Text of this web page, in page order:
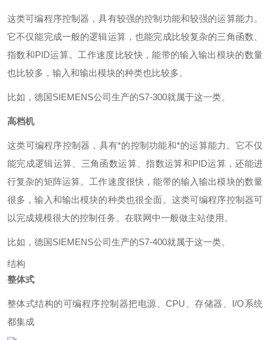
这类可编程序控制器，具有较强的控制功能和较强的运算能力。
它不仅能完成一般的逻辑运算，也能完成比较复杂的三角函数、
指数和PID运算。工作速度比较快，能带的输入输出模块的数量
也比较多，输入和输出模块的种类也比较多。
比如，德国SIEMENS公司生产的S7-300就属于这一类。
高档机
这类可编程序控制器，具有*的控制功能和*的运算能力。它不仅
能完成逻辑运算、三角函数运算、指数运算和PID运算，还能进
行复杂的矩阵运算。工作速度很快，能带的输入输出模块的数量
很多，输入和输出模块的种类也很全面。这类可编程序控制器可
以完成规模很大的控制任务。在联网中一般做主站使用。
比如，德国SIEMENS公司生产的S7-400就属于这一类。
结构
整体式
整体式结构的可编程序控制器把电源、CPU、存储器、I/O系统
都集成